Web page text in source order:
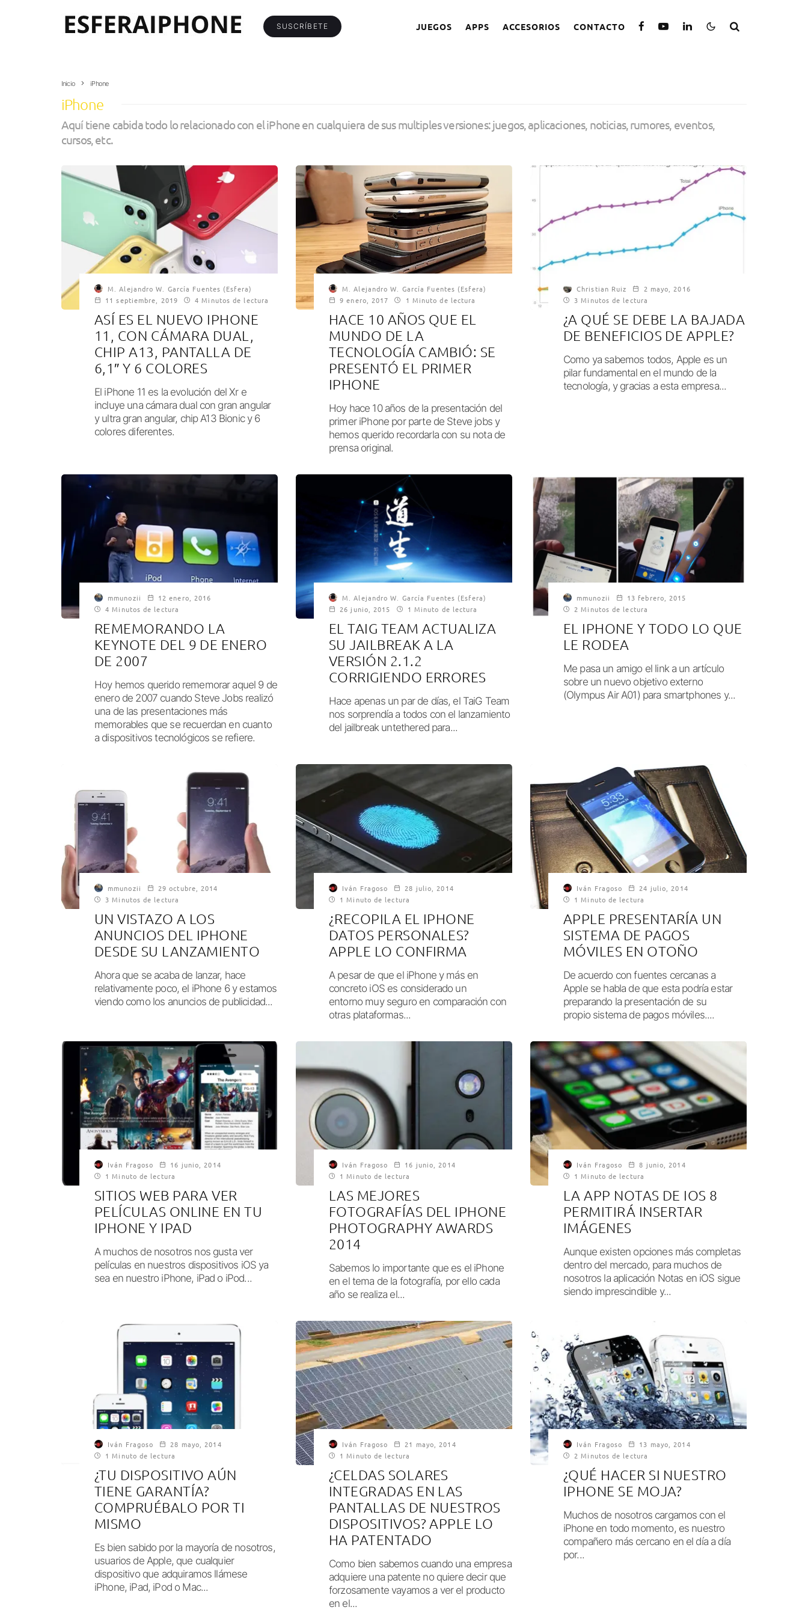
SUSCRÍBETE JUEGOS APPS ACCESORIOS CONTACTO
Inicio iPhone
iPhone
Aquí tiene cabida todo lo relacionado con el iPhone en cualquiera de sus multiples versiones: juegos, aplicaciones, noticias, rumores, eventos,
cursos, etc.
M. Alejandro W. García Fuentes (Esfera)
11 septiembre, 2019
4 Minutos de lectura
ASÍ ES EL NUEVO IPHONE
11, CON CÁMARA DUAL,
CHIP A13, PANTALLA DE
6,1″ Y 6 COLORES
El iPhone 11 es la evolución del Xr e
incluye una cámara dual con gran angular
y ultra gran angular, chip A13 Bionic y 6
colores diferentes.
M. Alejandro W. García Fuentes (Esfera)
9 enero, 2017
1 Minuto de lectura
HACE 10 AÑOS QUE EL
MUNDO DE LA
TECNOLOGÍA CAMBIÓ: SE
PRESENTÓ EL PRIMER
IPHONE
Hoy hace 10 años de la presentación del
primer iPhone por parte de Steve jobs y
hemos querido recordarla con su nota de
prensa original.
Christian Ruiz
2 mayo, 2016
3 Minutos de lectura
¿A QUÉ SE DEBE LA BAJADA
DE BENEFICIOS DE APPLE?
Como ya sabemos todos, Apple es un
pilar fundamental en el mundo de la
tecnología, y gracias a esta empresa...
mmunozii
12 enero, 2016
4 Minutos de lectura
REMEMORANDO LA
KEYNOTE DEL 9 DE ENERO
DE 2007
Hoy hemos querido rememorar aquel 9 de
enero de 2007 cuando Steve Jobs realizó
una de las presentaciones más
memorables que se recuerdan en cuanto
a dispositivos tecnológicos se refiere.
M. Alejandro W. García Fuentes (Esfera)
26 junio, 2015
1 Minuto de lectura
EL TAIG TEAM ACTUALIZA
SU JAILBREAK A LA
VERSIÓN 2.1.2
CORRIGIENDO ERRORES
Hace apenas un par de días, el TaiG Team
nos sorprendía a todos con el lanzamiento
del jailbreak untethered para...
mmunozii
13 febrero, 2015
2 Minutos de lectura
EL IPHONE Y TODO LO QUE
LE RODEA
Me pasa un amigo el link a un artículo
sobre un nuevo objetivo externo
(Olympus Air A01) para smartphones y...
mmunozii
29 octubre, 2014
3 Minutos de lectura
UN VISTAZO A LOS
ANUNCIOS DEL IPHONE
DESDE SU LANZAMIENTO
Ahora que se acaba de lanzar, hace
relativamente poco, el iPhone 6 y estamos
viendo como los anuncios de publicidad...
Iván Fragoso
28 julio, 2014
1 Minuto de lectura
¿RECOPILA EL IPHONE
DATOS PERSONALES?
APPLE LO CONFIRMA
A pesar de que el iPhone y más en
concreto iOS es considerado un
entorno muy seguro en comparación con
otras plataformas...
Iván Fragoso
24 julio, 2014
1 Minuto de lectura
APPLE PRESENTARÍA UN
SISTEMA DE PAGOS
MÓVILES EN OTOÑO
De acuerdo con fuentes cercanas a
Apple se habla de que esta podría estar
preparando la presentación de su
propio sistema de pagos móviles....
Iván Fragoso
16 junio, 2014
1 Minuto de lectura
SITIOS WEB PARA VER
PELÍCULAS ONLINE EN TU
IPHONE Y IPAD
A muchos de nosotros nos gusta ver
películas en nuestros dispositivos iOS ya
sea en nuestro iPhone, iPad o iPod...
Iván Fragoso
16 junio, 2014
1 Minuto de lectura
LAS MEJORES
FOTOGRAFÍAS DEL IPHONE
PHOTOGRAPHY AWARDS
2014
Sabemos lo importante que es el iPhone
en el tema de la fotografía, por ello cada
año se realiza el...
Iván Fragoso
8 junio, 2014
1 Minuto de lectura
LA APP NOTAS DE IOS 8
PERMITIRÁ INSERTAR
IMÁGENES
Aunque existen opciones más completas
dentro del mercado, para muchos de
nosotros la aplicación Notas en iOS sigue
siendo imprescindible y...
Iván Fragoso
28 mayo, 2014
1 Minuto de lectura
¿TU DISPOSITIVO AÚN
TIENE GARANTÍA?
COMPRUÉBALO POR TI
MISMO
Es bien sabido por la mayoría de nosotros,
usuarios de Apple, que cualquier
dispositivo que adquiramos llámese
iPhone, iPad, iPod o Mac...
Iván Fragoso
21 mayo, 2014
1 Minuto de lectura
¿CELDAS SOLARES
INTEGRADAS EN LAS
PANTALLAS DE NUESTROS
DISPOSITIVOS? APPLE LO
HA PATENTADO
Como bien sabemos cuando una empresa
adquiere una patente no quiere decir que
forzosamente vayamos a ver el producto
en el...
Iván Fragoso
13 mayo, 2014
2 Minutos de lectura
¿QUÉ HACER SI NUESTRO
IPHONE SE MOJA?
Muchos de nosotros cargamos con el
iPhone en todo momento, es nuestro
compañero más cercano en el día a día
por...